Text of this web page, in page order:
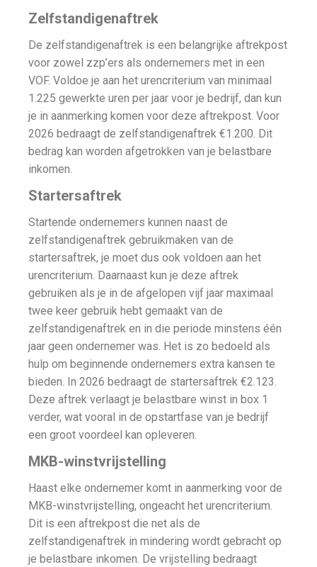
Zelfstandigenaftrek
De zelfstandigenaftrek is een belangrijke aftrekpost
voor zowel zzp’ers als ondernemers met in een
VOF. Voldoe je aan het urencriterium van minimaal
1.225 gewerkte uren per jaar voor je bedrijf, dan kun
je in aanmerking komen voor deze aftrekpost. Voor
2026 bedraagt de zelfstandigenaftrek €1.200. Dit
bedrag kan worden afgetrokken van je belastbare
inkomen.
Startersaftrek
Startende ondernemers kunnen naast de
zelfstandigenaftrek gebruikmaken van de
startersaftrek, je moet dus ook voldoen aan het
urencriterium. Daarnaast kun je deze aftrek
gebruiken als je in de afgelopen vijf jaar maximaal
twee keer gebruik hebt gemaakt van de
zelfstandigenaftrek en in die periode minstens één
jaar geen ondernemer was. Het is zo bedoeld als
hulp om beginnende ondernemers extra kansen te
bieden. In 2026 bedraagt de startersaftrek €2.123.
Deze aftrek verlaagt je belastbare winst in box 1
verder, wat vooral in de opstartfase van je bedrijf
een groot voordeel kan opleveren.
MKB-winstvrijstelling
Haast elke ondernemer komt in aanmerking voor de
MKB-winstvrijstelling, ongeacht het urencriterium.
Dit is een aftrekpost die net als de
zelfstandigenaftrek in mindering wordt gebracht op
je belastbare inkomen. De vrijstelling bedraagt